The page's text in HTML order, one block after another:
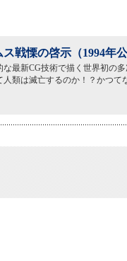
戦慄の啓示（1994年公
な最新CG技術で描く世界初の
人類は滅亡するのか！？かつて